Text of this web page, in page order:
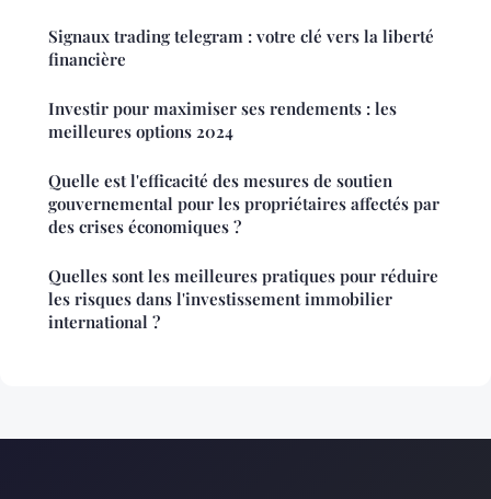
Signaux trading telegram : votre clé vers la liberté
financière
Investir pour maximiser ses rendements : les
meilleures options 2024
Quelle est l'efficacité des mesures de soutien
gouvernemental pour les propriétaires affectés par
des crises économiques ?
Quelles sont les meilleures pratiques pour réduire
les risques dans l'investissement immobilier
international ?